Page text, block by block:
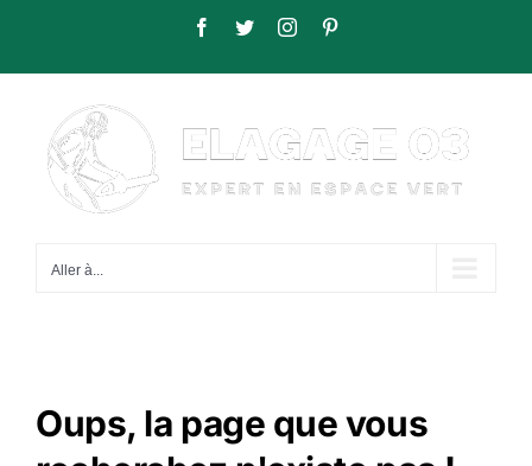
Facebook
TwitterInstagram
Aller à...
Oups, la page que vous